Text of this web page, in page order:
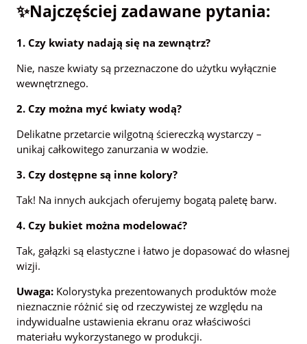
✨Najczęściej zadawane pytania:
1. Czy kwiaty nadają się na zewnątrz?
Nie, nasze kwiaty są przeznaczone do użytku wyłącznie
wewnętrznego.
2. Czy można myć kwiaty wodą?
Delikatne przetarcie wilgotną ściereczką wystarczy –
unikaj całkowitego zanurzania w wodzie.
3. Czy dostępne są inne kolory?
Tak! Na innych aukcjach oferujemy bogatą paletę barw.
4. Czy bukiet można modelować?
Tak, gałązki są elastyczne i łatwo je dopasować do własnej
wizji.
Uwaga: Kolorystyka prezentowanych produktów może
nieznacznie różnić się od rzeczywistej ze względu na
indywidualne ustawienia ekranu oraz właściwości
materiału wykorzystanego w produkcji.